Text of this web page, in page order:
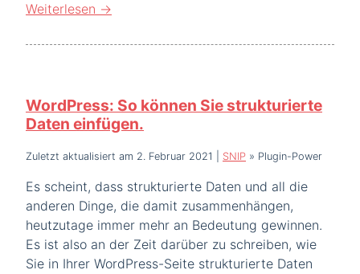
Weiterlesen →
WordPress: So können Sie strukturierte
Daten einfügen.
Zuletzt aktualisiert am 2. Februar 2021 SNIP » Plugin-Power
Es scheint, dass strukturierte Daten und all die
anderen Dinge, die damit zusammenhängen,
heutzutage immer mehr an Bedeutung gewinnen.
Es ist also an der Zeit darüber zu schreiben, wie
Sie in Ihrer WordPress-Seite strukturierte Daten